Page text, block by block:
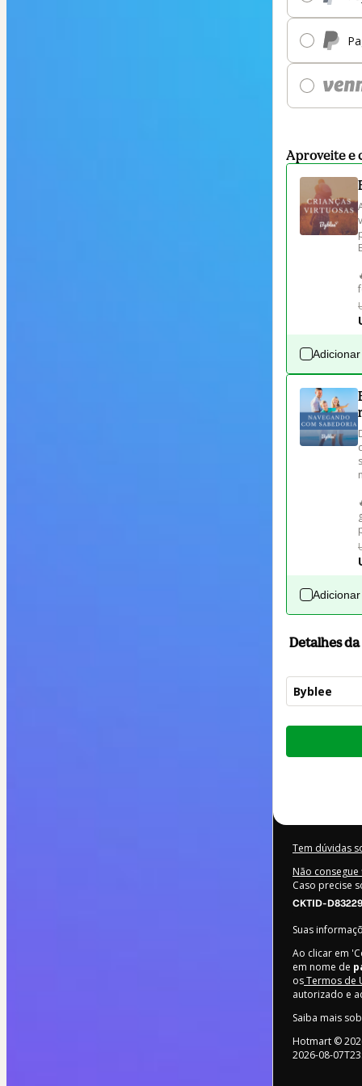
Aproveite e
Detalhes
Byblee
Total
Tem dúvidas
Não
Caso precise
CKTID-
Suas
Ao clicar em
em nome de
osTermos de
autorizado e
Saiba mais
Hotmart ©
2026-08-